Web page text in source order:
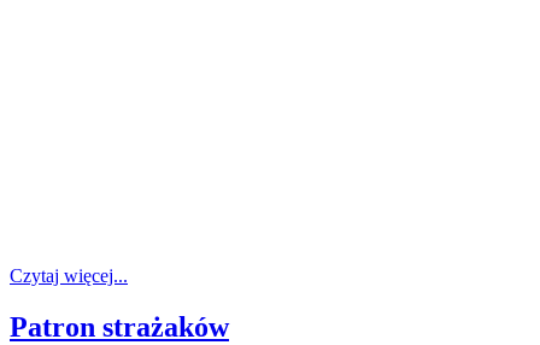
Czytaj więcej...
Patron strażaków